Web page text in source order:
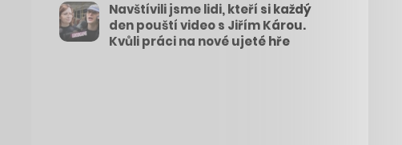
Navštívili jsme lidi, kteří si každý
den pouští video s Jiřím Károu.
Kvůli práci na nové ujeté hře